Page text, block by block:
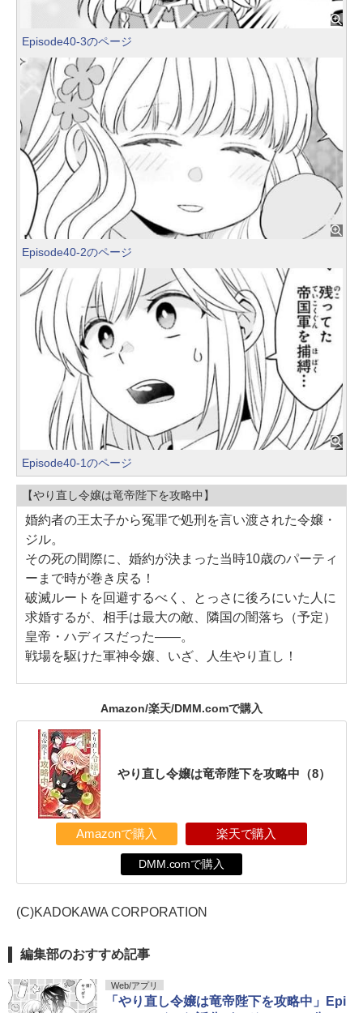
Episode40-3のページ
Episode40-2のページ
Episode40-1のページ
【やり直し令嬢は竜帝陛下を攻略中】
婚約者の王太子から冤罪で処刑を言い渡された令嬢・
ジル。
その死の間際に、婚約が決まった当時10歳のパーティ
ーまで時が巻き戻る！
破滅ルートを回避するべく、とっさに後ろにいた人に
求婚するが、相手は最大の敵、隣国の闇落ち（予定）
皇帝・ハディスだった――。
戦場を駆けた軍神令嬢、いざ、人生やり直し！
Amazon/楽天/DMM.comで購入
やり直し令嬢は竜帝陛下を攻略中（8）
Amazonで購入 楽天で購入
DMM.comで購入
(C)KADOKAWA CORPORATION
編集部のおすすめ記事
Web/アプリ
「やり直し令嬢は竜帝陛下を攻略中」Epi